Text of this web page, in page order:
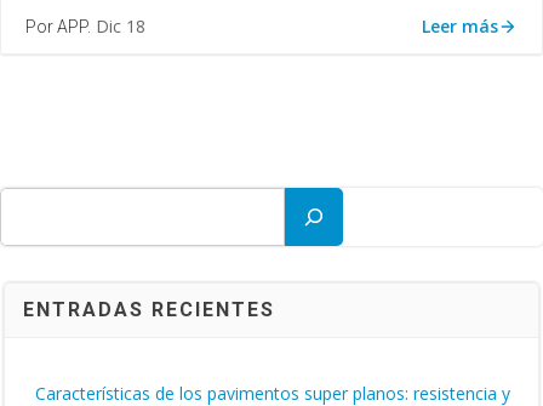
Por APP. Dic 18 Leer más
ENTRADAS RECIENTES
Características de los pavimentos super planos: resistencia y